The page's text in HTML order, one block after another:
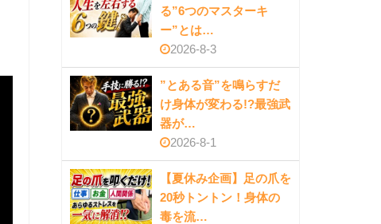
る”6つのマスターキ
ー”とは…
2026-8-3
”とある音”を鳴らすだ
け身体が変わる!?最強武
器が…
2026-8-1
【夏休み企画】足の爪を
20秒トントン！身体の
毒を流…